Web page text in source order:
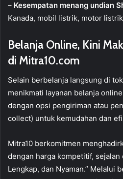
– Kesempatan menang undian
Kanada, mobil listrik, motor
Belanja Online, Kini
di Mitra10.com
Selain berbelanja langsung di
menikmati layanan belanja
dengan opsi pengiriman atau
collect) untuk kemudahan dan
Mitra10 berkomitmen
dengan harga kompetitif, sejalan
Lengkap, dan Nyaman.” Melalui